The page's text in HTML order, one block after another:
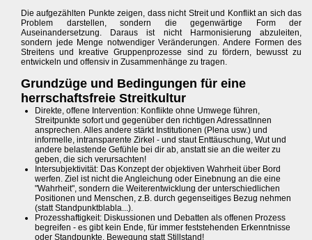
Die aufgezählten Punkte zeigen, dass nicht Streit und Konflikt an sich das
Problem darstellen, sondern die gegenwärtige Form der
Auseinandersetzung. Daraus ist nicht Harmonisierung abzuleiten,
sondern jede Menge notwendiger Veränderungen. Andere Formen des
Streitens und kreative Gruppenprozesse sind zu fördern, bewusst zu
entwickeln und offensiv in Zusammenhänge zu tragen.
Grundzüge und Bedingungen für eine
herrschaftsfreie Streitkultur
Direkte, offene Intervention: Konflikte ohne Umwege führen,
Streitpunkte sofort und gegenüber den richtigen AdressatInnen
ansprechen. Alles andere stärkt Institutionen (Plena usw.) und
informelle, intransparente Zirkel - und staut Enttäuschung, Wut und
andere belastende Gefühle bei dir ab, anstatt sie an die weiter zu
geben, die sich verursachten!
Intersubjektivität: Das Konzept der objektiven Wahrheit über Bord
werfen. Ziel ist nicht die Angleichung oder Einebnung an die eine
"Wahrheit", sondern die Weiterentwicklung der unterschiedlichen
Positionen und Menschen, z.B. durch gegenseitiges Bezug nehmen
(statt Standpunktblabla...).
Prozesshaftigkeit: Diskussionen und Debatten als offenen Prozess
begreifen - es gibt kein Ende, für immer feststehenden Erkenntnisse
oder Standpunkte. Bewegung statt Stillstand!